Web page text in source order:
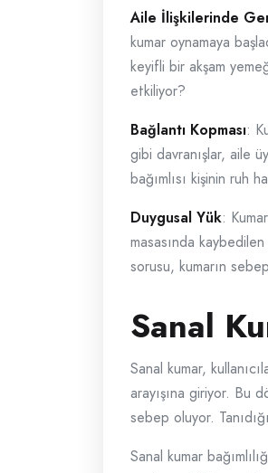
Aile İlişkilerinde
kumar oynamaya
keyifli bir akşam
etkiliyor?
Bağlantı Kopması:
gibi davranışlar, aile
bağımlısı kişinin ruh
Duygusal Yük:
masasında
sorusu, kumarın
Sanal
Sanal kumar,
arayışına giriyor. Bu
sebep oluyor.
Sanal kumar